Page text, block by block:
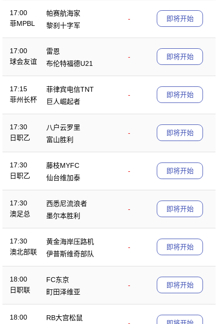
17:00
菲MPBL
帕赛航海家
-
黎刹十字军
即将开始
17:00
球会友谊
雷恩
-
布伦特福德U21
即将开始
17:15
菲州长杯
菲律宾电信TNT
-
巨人崛起者
即将开始
17:30
日职乙
八户云罗里
-
富山胜利
即将开始
17:30
日职乙
藤枝MYFC
-
仙台维加泰
即将开始
17:30
澳足总
西悉尼流浪者
-
墨尔本胜利
即将开始
17:30
澳北部联
黄金海岸压路机
-
伊普斯维奇部队
即将开始
18:00
日职联
FC东京
-
町田泽维亚
即将开始
18:00
RB大宫松鼠